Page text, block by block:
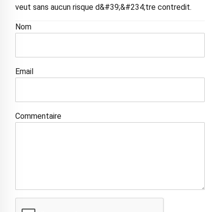
veut sans aucun risque d&#39;&#234;tre contredit.
Nom
Email
Commentaire